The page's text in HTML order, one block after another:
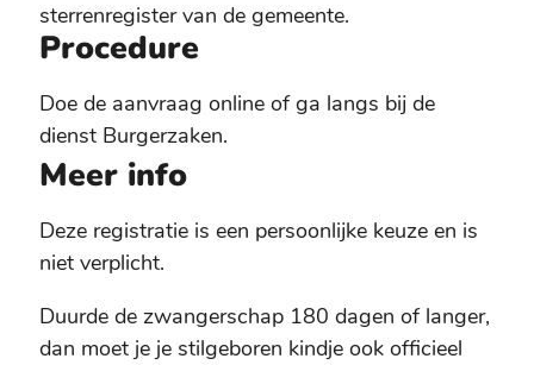
sterrenregister van de gemeente.
Procedure
Doe de aanvraag online of ga langs bij de
dienst Burgerzaken.
Meer info
Deze registratie is een persoonlijke keuze en is
niet verplicht.
Duurde de zwangerschap 180 dagen of langer,
dan moet je je stilgeboren kindje ook officieel